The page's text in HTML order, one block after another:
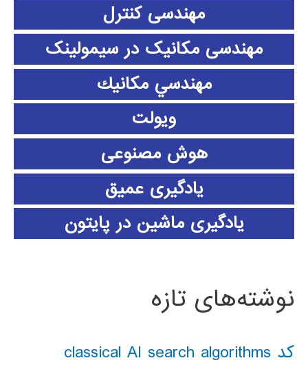
مهندسی کنترل
مهندسی مکانیک در سیمولینک
مهندسي مكانيك
ویولت
هوش مصنوعی
یادگیری عمیق
یادگیری ماشین در پایتون
نوشته‌های تازه
کد classical AI search algorithms